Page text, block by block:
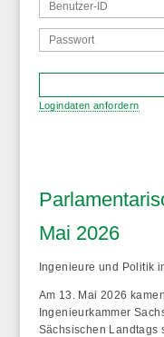
Logindaten anfordern
Mai 2026
Ingenieure und Politik
Am 13. Mai 2026
Ingenieurkammer
Sächsischen Landtags